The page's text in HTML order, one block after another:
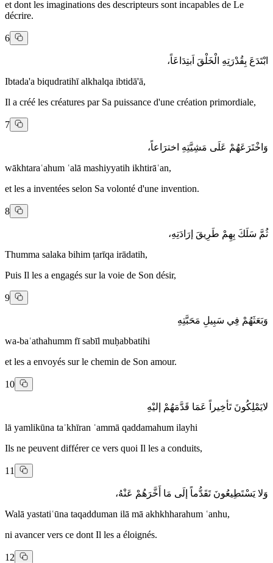
et dont les imaginations des descripteurs sont incapables de Le
décrire.
6
ابْتَدَعَ بِقُدْرَتِهِ الْخَلْقَ اَبتِدَاعَاً،
Ibtada'a biqudratihī alkhalqa ibtidā'ā,
Il a créé les créatures par Sa puissance d'une création primordiale,
7
وَاخْتَرَعَهُمْ عَلَى مَشِيَّتِهِ اخترَاعاً،
wākhtaraʿahum ʿalā mashiyyatih ikhtirāʿan,
et les a inventées selon Sa volonté d'une invention.
8
ثُمَّ سَلَكَ بِهِمْ طَرِيقَ إرَادَتِهِ،
Thumma salaka bihim ṭarīqa irādatih,
Puis Il les a engagés sur la voie de Son désir,
9
وَبَعَثَهُمْ فِي سَبِيلِ مَحَبَّتِهِ
wa-baʿathahumm fī sabīl muḥabbatihi
et les a envoyés sur le chemin de Son amour.
10
لايَمْلِكُونَ تَأخِيراً عَمَا قَدَّمَهُمْ إليْهِ
lā yamlikūna taʾkhīran ʿammā qaddamahum ilayhi
Ils ne peuvent différer ce vers quoi Il les a conduits,
11
وَلا يَسْتَطِيعُونَ تَقَدُّماً إلَى مَا أَخَّرَهُمْ عَنْهُ،
Walā yastatiʿūna taqadduman ilā mā akhkhharahum ʿanhu,
ni avancer vers ce dont Il les a éloignés.
12